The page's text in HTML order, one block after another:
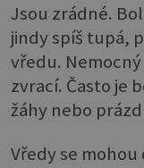
Jsou zrádné.
jindy spíš tupá,
vředu.
zvrací. Často je
žáhy nebo
Vředy se